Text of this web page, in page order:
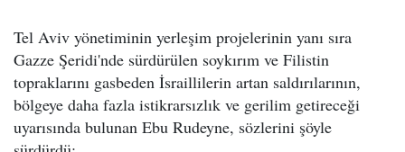
Tel Aviv yönetiminin yerleşim projelerinin yanı sıra
Gazze Şeridi'nde sürdürülen soykırım ve Filistin
topraklarını gasbeden İsraillilerin artan saldırılarının,
bölgeye daha fazla istikrarsızlık ve gerilim getireceği
uyarısında bulunan Ebu Rudeyne, sözlerini şöyle